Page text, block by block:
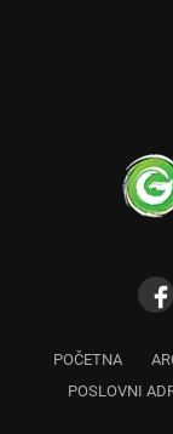
POČETNA
POSLOVNI